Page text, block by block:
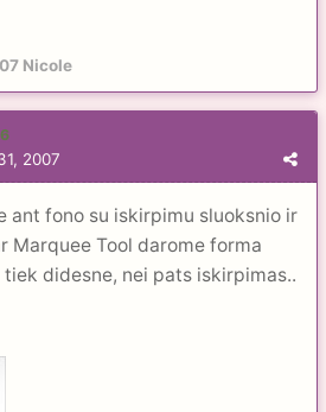
Nicole
2007
ant fono su iskirpimu sluoksnio ir
Marquee Tool darome forma
didesne, nei pats iskirpimas..